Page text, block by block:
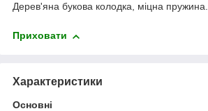
Дерев'яна букова колодка, міцна пружина.
Приховати
Характеристики
Основні